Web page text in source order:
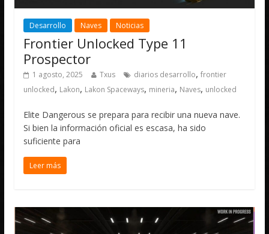
Desarrollo Naves Noticias
Frontier Unlocked Type 11
Prospector
1 agosto, 2025 Txus diarios desarrollo,frontier
unlocked, Lakon, Lakon Spaceways, mineria, Naves, unlocked
Elite Dangerous se prepara para recibir una nueva nave.
Si bien la información oficial es escasa, ha sido
suficiente para
Leer más